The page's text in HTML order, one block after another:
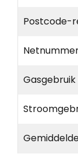
Postcode-
Gasgebruik